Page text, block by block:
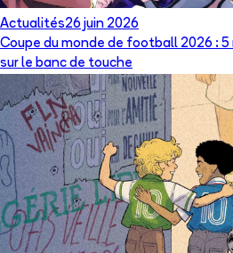
Actualités26 juin 2026
Coupe du monde de football 2026 :
sur le banc de touche